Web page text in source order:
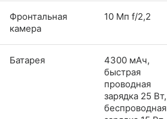
Фронтальная
камера
10 Мп f/2,2
Батарея
4300 мАч,
быстрая
проводная
зарядка 25 Вт,
беспроводная